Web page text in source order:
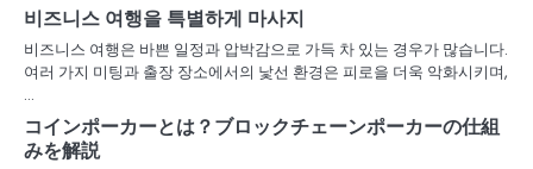
비즈니스 여행을 특별하게 마사지
비즈니스 여행은 바쁜 일정과 압박감으로 가득 차 있는 경우가 많습니다.
여러 가지 미팅과 출장 장소에서의 낯선 환경은 피로을 더욱 악화시키며,
…
コインポーカーとは？ブロックチェーンポーカーの仕組
みを解説